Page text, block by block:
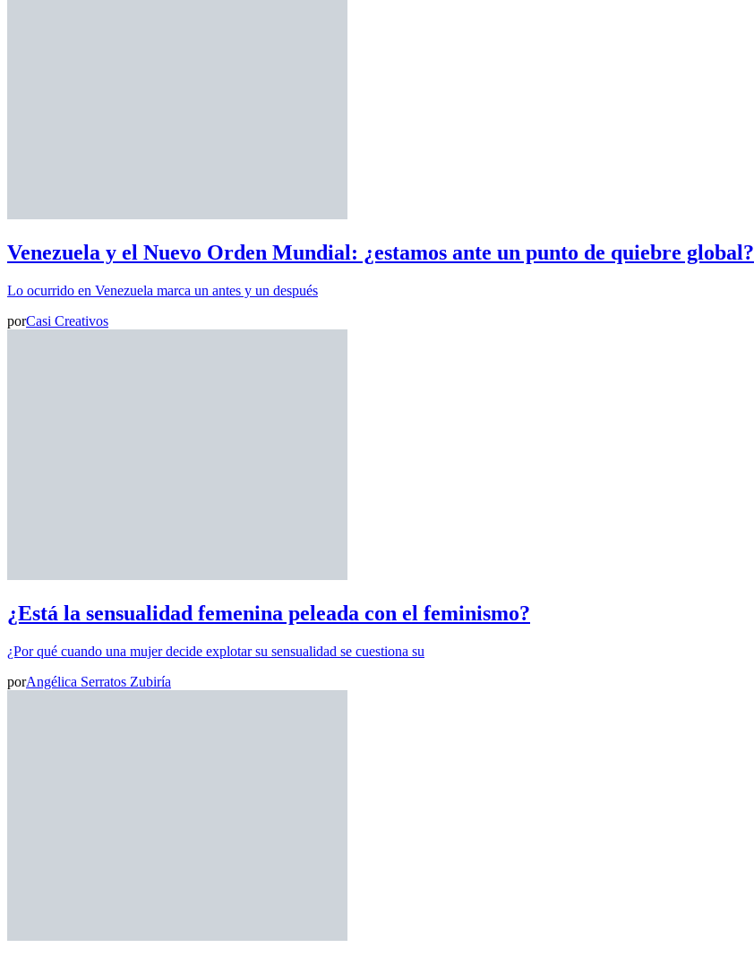
Venezuela y el Nuevo Orden Mundial: ¿estamos ante un punto de quiebre global?
Lo ocurrido en Venezuela marca un antes y un después
porCasi Creativos
¿Está la sensualidad femenina peleada con el feminismo?
¿Por qué cuando una mujer decide explotar su sensualidad se cuestiona su
porAngélica Serratos Zubiría